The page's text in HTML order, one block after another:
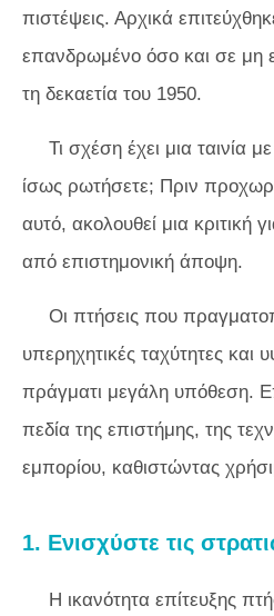
πιστέψεις. Αρχικά
επανδρωμένο όσο και σε μη
τη δεκαετία του 1950.
Τι σχέση έχει μια ταινία
ίσως ρωτήσετε; Πριν
αυτό, ακολουθεί μια κριτική
από επιστημονική άποψη.
Οι πτήσεις που
υπερηχητικές ταχύτητες και
πράγματι μεγάλη υπόθεση.
πεδία της επιστήμης, της
εμπορίου, καθιστώντας
1. Ενισχύστε τις
Η ικανότητα επίτευξης